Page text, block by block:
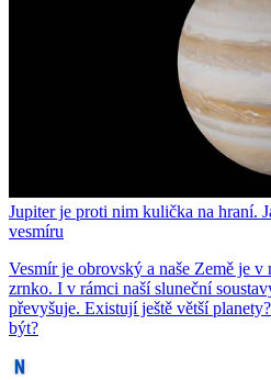
Jupiter je proti nim kulička na hraní.
vesmíru
Vesmír je obrovský a naše Země je v
zrnko. I v rámci naší sluneční
převyšuje. Existují ještě větší
být?